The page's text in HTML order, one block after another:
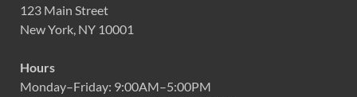
123 Main Street
New York, NY 10001
Hours
Monday–Friday: 9:00AM–5:00PM